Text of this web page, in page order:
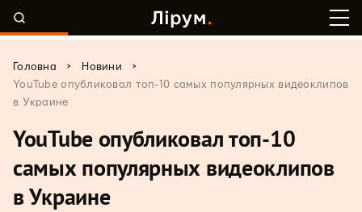
Головна > Новини
>
YouTube опубликовал топ-10 самых популярных видеоклипов
в Украине
YouTube опубликовал топ-10
самых популярных видеоклипов
в Украине